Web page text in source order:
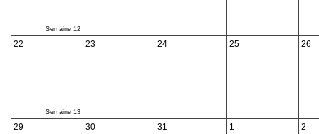
Semaine 12
22
Semaine 13
23 24 25 26
29 30 31 1 2